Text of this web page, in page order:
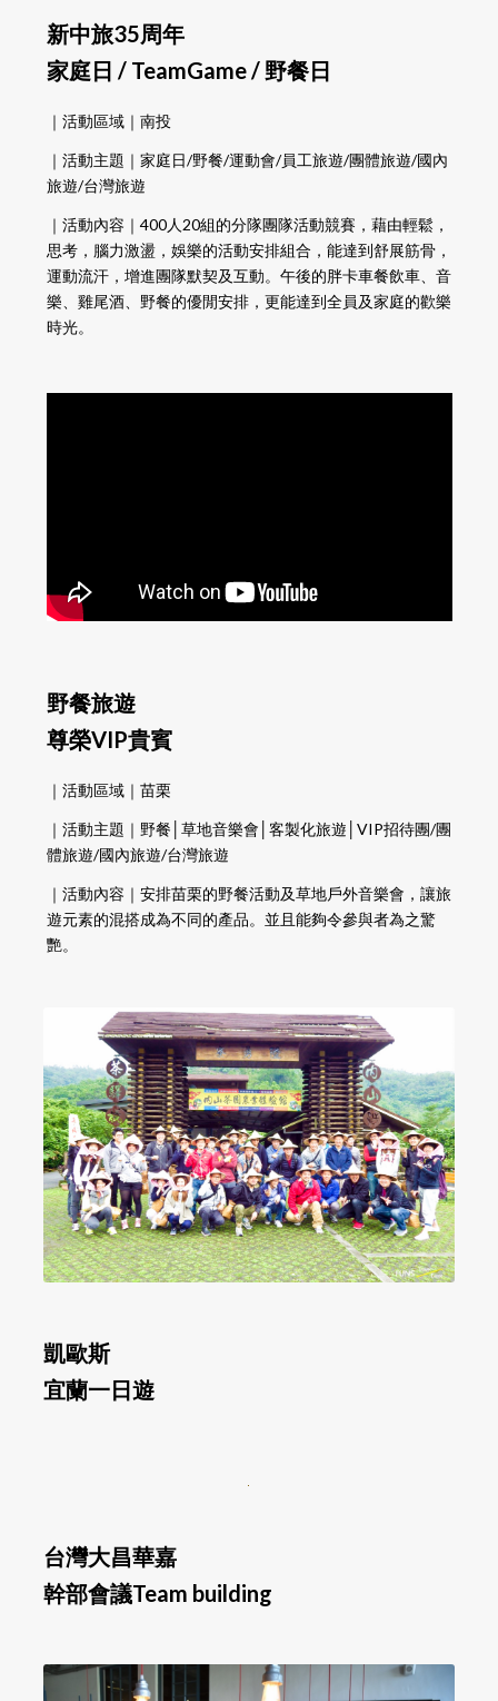
新中旅35周年
家庭日 / TeamGame / 野餐日
｜活動區域｜南投
｜活動主題｜家庭日/野餐/運動會/員工旅遊/團體旅遊/國內
旅遊/台灣旅遊
｜活動內容｜400人20組的分隊團隊活動競賽，藉由輕鬆，
思考，腦力激盪，娛樂的活動安排組合，能達到舒展筋骨，
運動流汗，增進團隊默契及互動。午後的胖卡車餐飲車、音
樂、雞尾酒、野餐的優閒安排，更能達到全員及家庭的歡樂
時光。
野餐旅遊
尊榮VIP貴賓
｜活動區域｜苗栗
｜活動主題｜野餐│草地音樂會│客製化旅遊│VIP招待團/團
體旅遊/國內旅遊/台灣旅遊
｜活動內容｜安排苗栗的野餐活動及草地戶外音樂會，讓旅
遊元素的混搭成為不同的產品。並且能夠令參與者為之驚
艷。
凱歐斯
宜蘭一日遊
台灣大昌華嘉
幹部會議Team building